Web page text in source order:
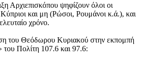
Αρχιεπισκόπου ψηφίζουν όλοι οι
Κύπριοι και μη (Ρώσοι, Ρουμάνοι κ.ά.), και
χρόνο.
του Θεόδωρου Κυριακού στην εκπομπή
Πολίτη 107.6 και 97.6: